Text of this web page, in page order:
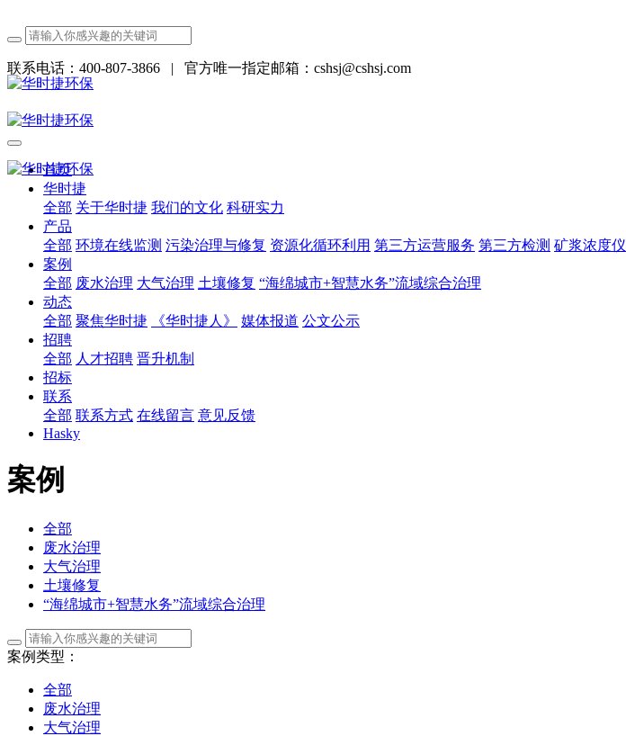
联系电话：400-807-3866 | 官方唯一指定邮箱：cshsj@cshsj.com
首页
华时捷
全部 关于华时捷 我们的文化 科研实力
产品
全部 环境在线监测 污染治理与修复 资源化循环利用 第三方运营服务 第三方检测 矿浆浓度仪
案例
全部 废水治理 大气治理 土壤修复 “海绵城市+智慧水务”流域综合治理
动态
全部 聚焦华时捷 《华时捷人》 媒体报道 公文公示
招聘
全部 人才招聘 晋升机制
招标
联系
全部 联系方式 在线留言 意见反馈
Hasky
案例
全部
废水治理
大气治理
土壤修复
“海绵城市+智慧水务”流域综合治理
案例类型：
全部
废水治理
大气治理